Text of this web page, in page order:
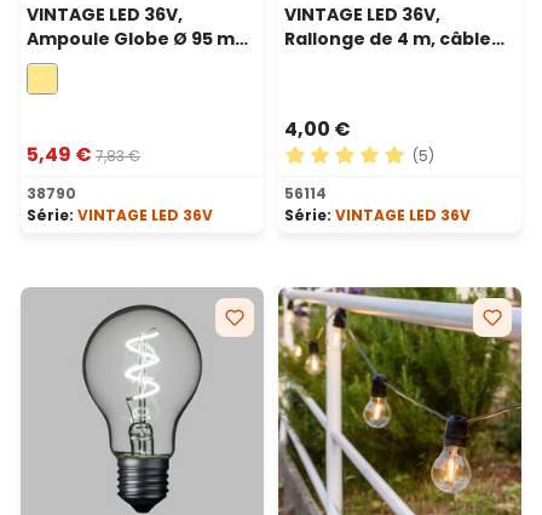
VINTAGE LED 36V,
Ampoule Globe Ø 95 mm
en verre, 36 volt,
filament led blanc
5,49 € 7,83 €
38790
Série: VINTAGE LED 36V
VINTAGE LED 36V,
Rallonge de 4 m, câble
4,00 €
Note moyenne de 5 sur 5
(5)
56114
Série: VINTAGE LED 36V